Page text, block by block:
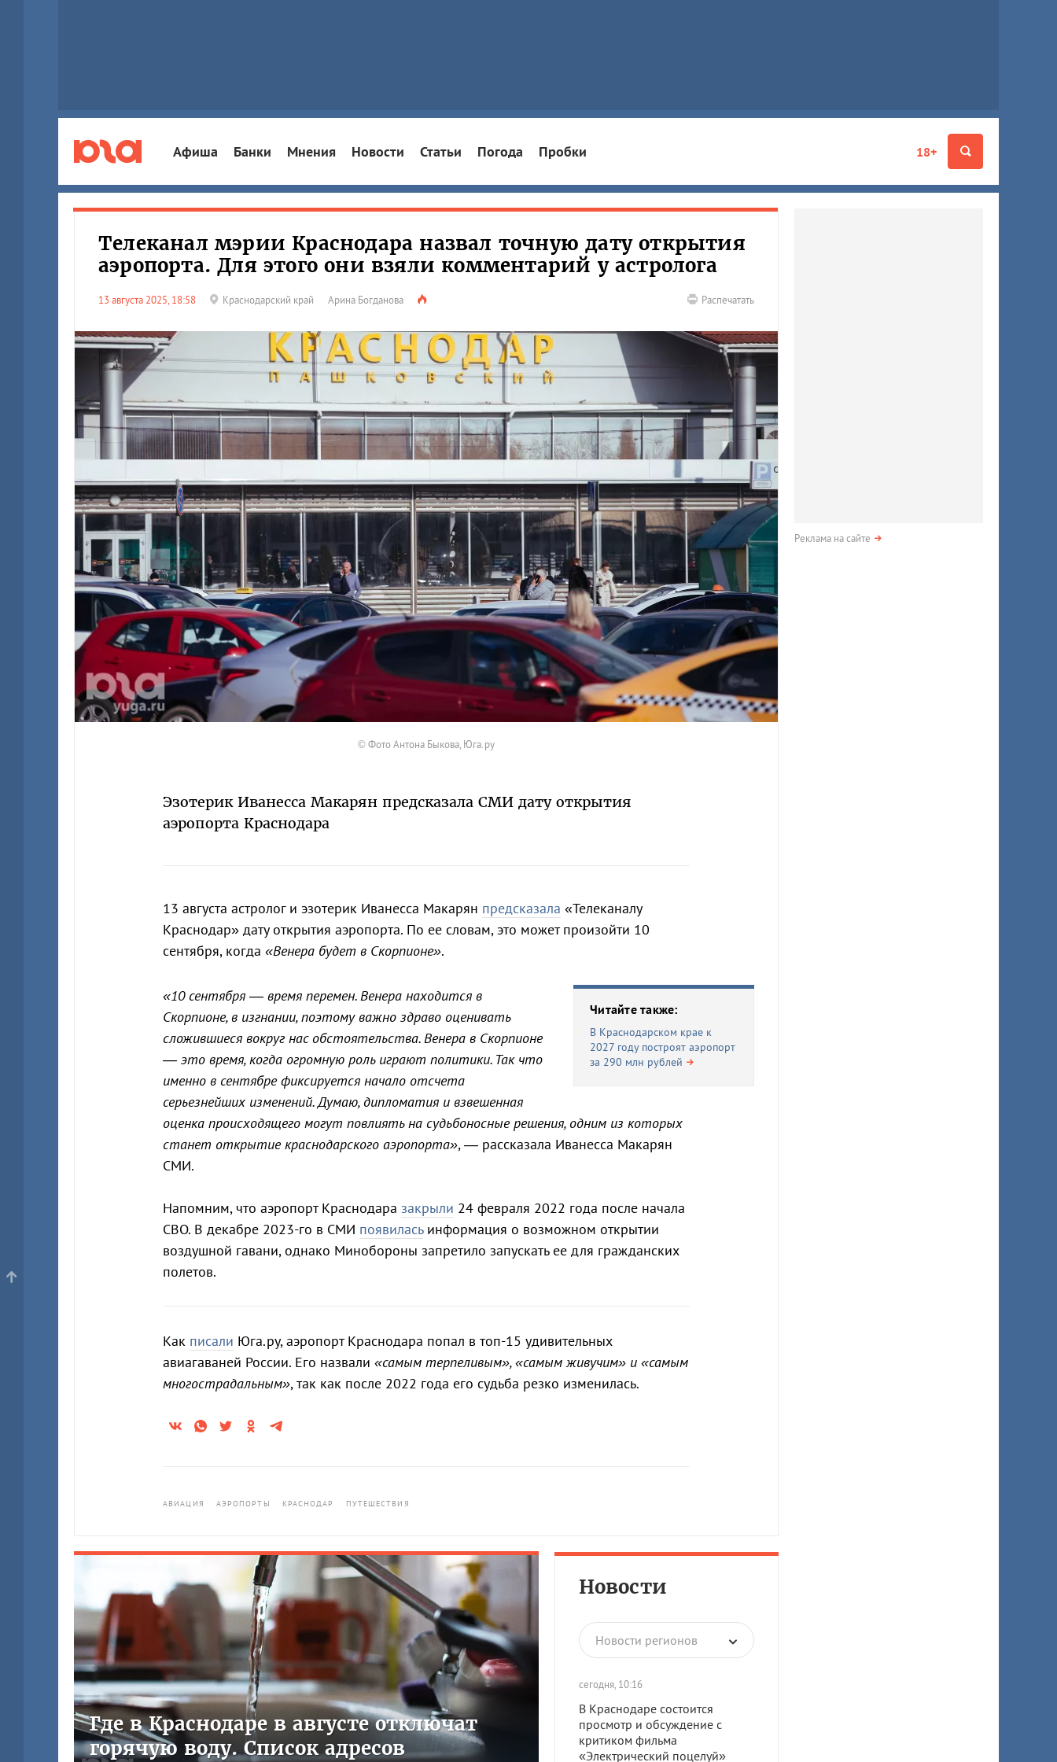
18+
Афиша Банки Мнения Новости Статьи Погода Пробки
Телеканал мэрии Краснодара назвал точную дату открытия
аэропорта. Для этого они взяли комментарий у астролога
13 августа 2025, 18:58 Краснодарский край Арина Богданова Распечатать
© Фото Антона Быкова, Юга.ру
Эзотерик Иванесса Макарян предсказала СМИ дату открытия
аэропорта Краснодара
13 августа астролог и эзотерик Иванесса Макарян предсказала «Телеканалу
Краснодар» дату открытия аэропорта. По ее словам, это может произойти 10
сентября, когда «Венера будет в Скорпионе».
Читайте также:
В Краснодарском крае к
2027 году построят аэропорт
за 290 млн рублей
«10 сентября — время перемен. Венера находится в
Скорпионе, в изгнании, поэтому важно здраво оценивать
сложившиеся вокруг нас обстоятельства. Венера в Скорпионе
— это время, когда огромную роль играют политики. Так что
именно в сентябре фиксируется начало отсчета
серьезнейших изменений. Думаю, дипломатия и взвешенная
оценка происходящего могут повлиять на судьбоносные решения, одним из которых
станет открытие краснодарского аэропорта», — рассказала Иванесса Макарян
СМИ.
Напомним, что аэропорт Краснодара закрыли 24 февраля 2022 года после начала
СВО. В декабре 2023-го в СМИ появиласьинформация о возможном открытии
воздушной гавани, однако Минобороны запретило запускать ее для гражданских
полетов.
Как писали Юга.ру, аэропорт Краснодара попал в топ-15 удивительных
авиагаваней России. Его назвали «самым терпеливым», «самым живучим» и «самым
многострадальным», так как после 2022 года его судьба резко изменилась.
АВИАЦИЯ АЭРОПОРТЫ КРАСНОДАР ПУТЕШЕСТВИЯ
Новости
Новости регионов
сегодня, 10:16
В Краснодаре состоится
просмотр и обсуждение с
критиком фильма
«Электрический поцелуй»
Где в Краснодаре в августе отключат
горячую воду. Список адресов
Реклама на сайте